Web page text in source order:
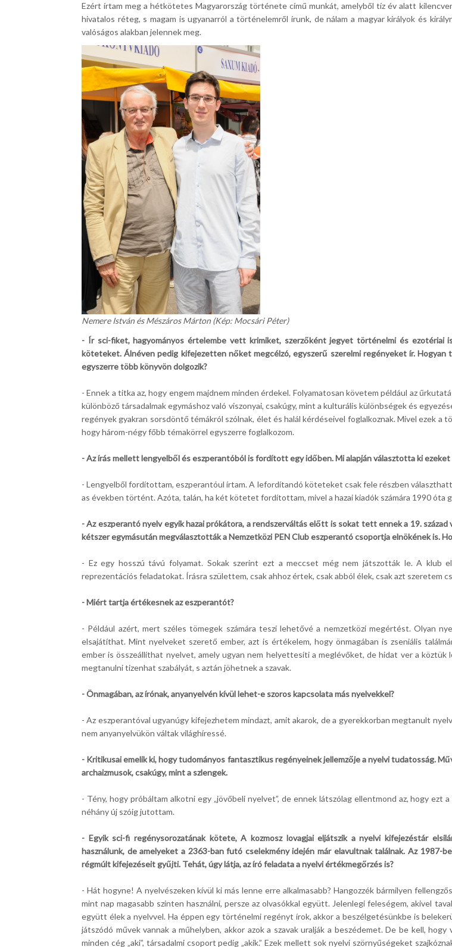
Ezért írtam meg a hétkötetes Magyarország története című munkát, amelyből tíz év alatt
hivatalos réteg, s magam is ugyanarról a történelemről írunk, de nálam a magyar királyok és
valóságos alakban jelennek meg.
Nemere István és Mészáros Márton (Kép: Mocsári Péter)
- Ír sci-fiket, hagyományos értelembe vett krimiket, szerzőként jegyet történelmi és ezotériai
köteteket. Álnéven pedig kifejezetten nőket megcélzó, egyszerű szerelmi regényeket ír.
egyszerre több könyvön dolgozik?
- Ennek a titka az, hogy engem majdnem minden érdekel. Folyamatosan követem például az
különböző társadalmak egymáshoz való viszonyai, csakúgy, mint a kulturális különbségek és
regények gyakran sorsdöntő témákról szólnak, élet és halál kérdéseivel foglalkoznak. Mivel ezek a
hogy három-négy főbb témakörrel egyszerre foglalkozom.
- Az írás mellett lengyelből és eszperantóból is fordított egy időben. Mi alapján választotta ki
- Lengyelből fordítottam, eszperantóul írtam. A lefordítandó köteteket csak fele részben
as években történt. Azóta, talán, ha két kötetet fordítottam, mivel a hazai kiadók számára 1990
- Az eszperantó nyelv egyik hazai prókátora, a rendszerváltás előtt is sokat tett ennek a 19.
kétszer egymásután megválasztották a Nemzetközi PEN Club eszperantó csoportja elnökének is.
- Ez egy hosszú távú folyamat. Sokak szerint ezt a meccset még nem játszották le. A klub
reprezentációs feladatokat. Írásra születtem, csak ahhoz értek, csak abból élek, csak azt szeretem
- Miért tartja értékesnek az eszperantót?
- Például azért, mert széles tömegek számára teszi lehetővé a nemzetközi megértést. Olyan
elsajátíthat. Mint nyelveket szerető ember, azt is értékelem, hogy önmagában is zseniális
ember is összeállíthat nyelvet, amely ugyan nem helyettesíti a meglévőket, de hidat ver a
megtanulni tizenhat szabályát, s aztán jöhetnek a szavak.
- Önmagában, az írónak, anyanyelvén kívül lehet-e szoros kapcsolata más nyelvekkel?
- Az eszperantóval ugyanúgy kifejezhetem mindazt, amit akarok, de a gyerekkorban megtanult
nem anyanyelvükön váltak világhíressé.
- Kritikusai emelik ki, hogy tudományos fantasztikus regényeinek jellemzője a nyelvi tudatosság.
archaizmusok, csakúgy, mint a szlengek.
- Tény, hogy próbáltam alkotni egy „jövőbeli nyelvet”, de ennek látszólag ellentmond az, hogy
néhány új szóig jutottam.
- Egyik sci-fi regénysorozatának kötete, A kozmosz lovagjai eljátszik a nyelvi kifejezéstár
használunk, de amelyeket a 2363-ban futó cselekmény idején már elavultnak találnak. Az
régmúlt kifejezéseit gyűjti. Tehát, úgy látja, az író feladata a nyelvi értékmegőrzés is?
- Hát hogyne! A nyelvészeken kívül ki más lenne erre alkalmasabb? Hangozzék bármilyen
mint nap magasabb szinten használni, persze az olvasókkal együtt. Jelenlegi feleségem, akivel
együtt élek a nyelvvel. Ha éppen egy történelmi regényt írok, akkor a beszélgetésünkbe is
játszódó művek vannak a műhelyben, akkor azok a szavak uralják a beszédemet. De be kell,
minden cég „aki”, társadalmi csoport pedig „akik.” Ezek mellett sok nyelvi szörnyűségeket